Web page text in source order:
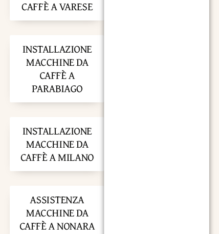
CAFFÈ A VARESE
INSTALLAZIONE
MACCHINE DA
CAFFÈ A
PARABIAGO
INSTALLAZIONE
MACCHINE DA
CAFFÈ A MILANO
ASSISTENZA
MACCHINE DA
CAFFÈ A NONARA